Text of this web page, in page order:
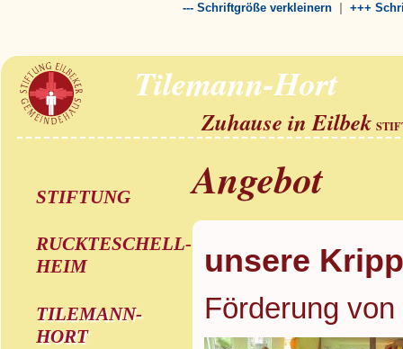
--- Schriftgröße verkleinern | +++
Tilemann-Hort
Zuhause in Eilbek
STIFTUNG
RUCKTESCHELL-
HEIM
TILEMANN-
HORT
Angebot
unsere
Förderung